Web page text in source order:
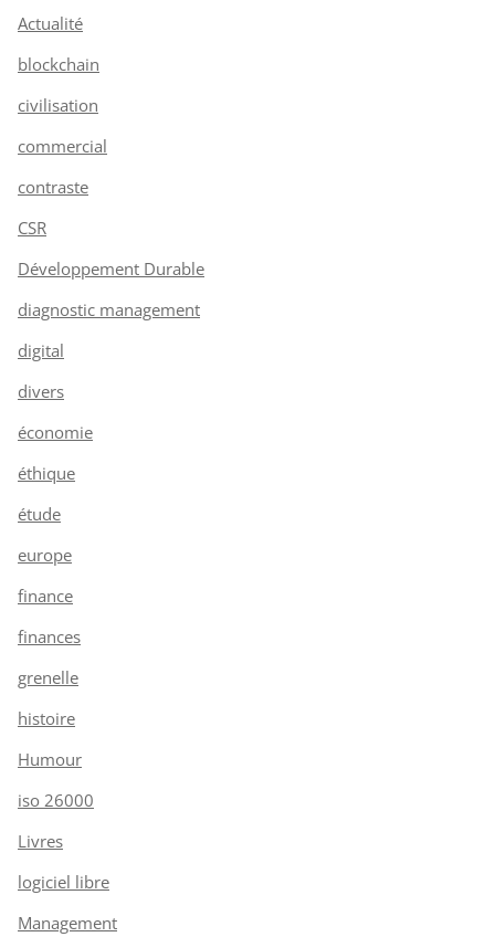
Actualité
blockchain
civilisation
commercial
contraste
CSR
Développement Durable
diagnostic management
digital
divers
économie
éthique
étude
europe
finance
finances
grenelle
histoire
Humour
iso 26000
Livres
logiciel libre
Management